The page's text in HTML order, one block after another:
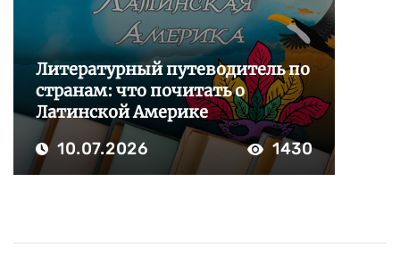
Литературный путеводитель по
странам: что почитать о
Латинской Америке
10.07.2026 1430